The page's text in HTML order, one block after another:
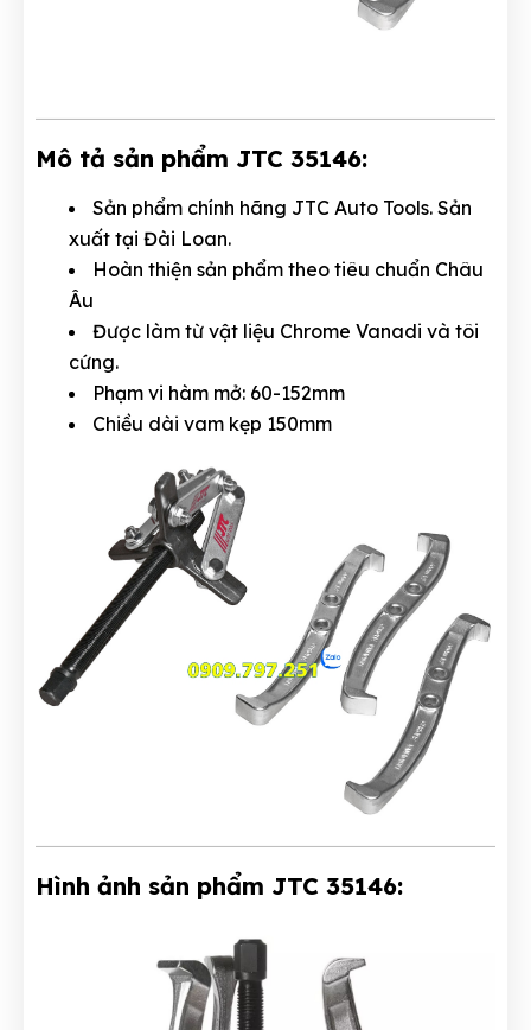
Mô tả sản phẩm JTC 35146:
Sản phẩm chính hãng JTC Auto Tools. Sản
xuất tại Đài Loan.
Hoàn thiện sản phẩm theo tiêu chuẩn Châu
Âu
Được làm từ vật liệu Chrome Vanadi và tôi
cứng.
Phạm vi hàm mở: 60-152mm
Chiều dài vam kẹp 150mm
Hình ảnh sản phẩm JTC 35146: